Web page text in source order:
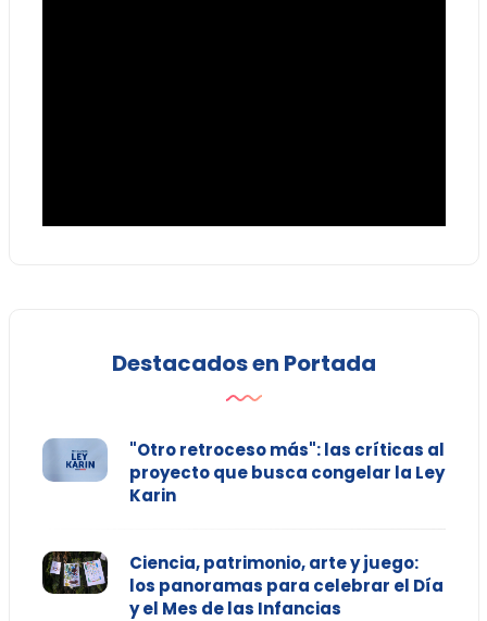
Destacados en Portada
"Otro retroceso más": las críticas al
proyecto que busca congelar la Ley
Karin
Ciencia, patrimonio, arte y juego:
los panoramas para celebrar el Día
y el Mes de las Infancias